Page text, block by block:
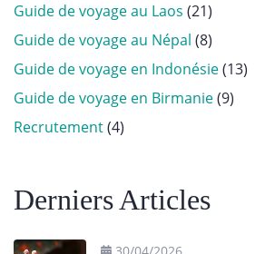
Guide de voyage au Laos (21)
Guide de voyage au Népal (8)
Guide de voyage en Indonésie(13)
Guide de voyage en Birmanie(9)
Recrutement(4)
Derniers Articles